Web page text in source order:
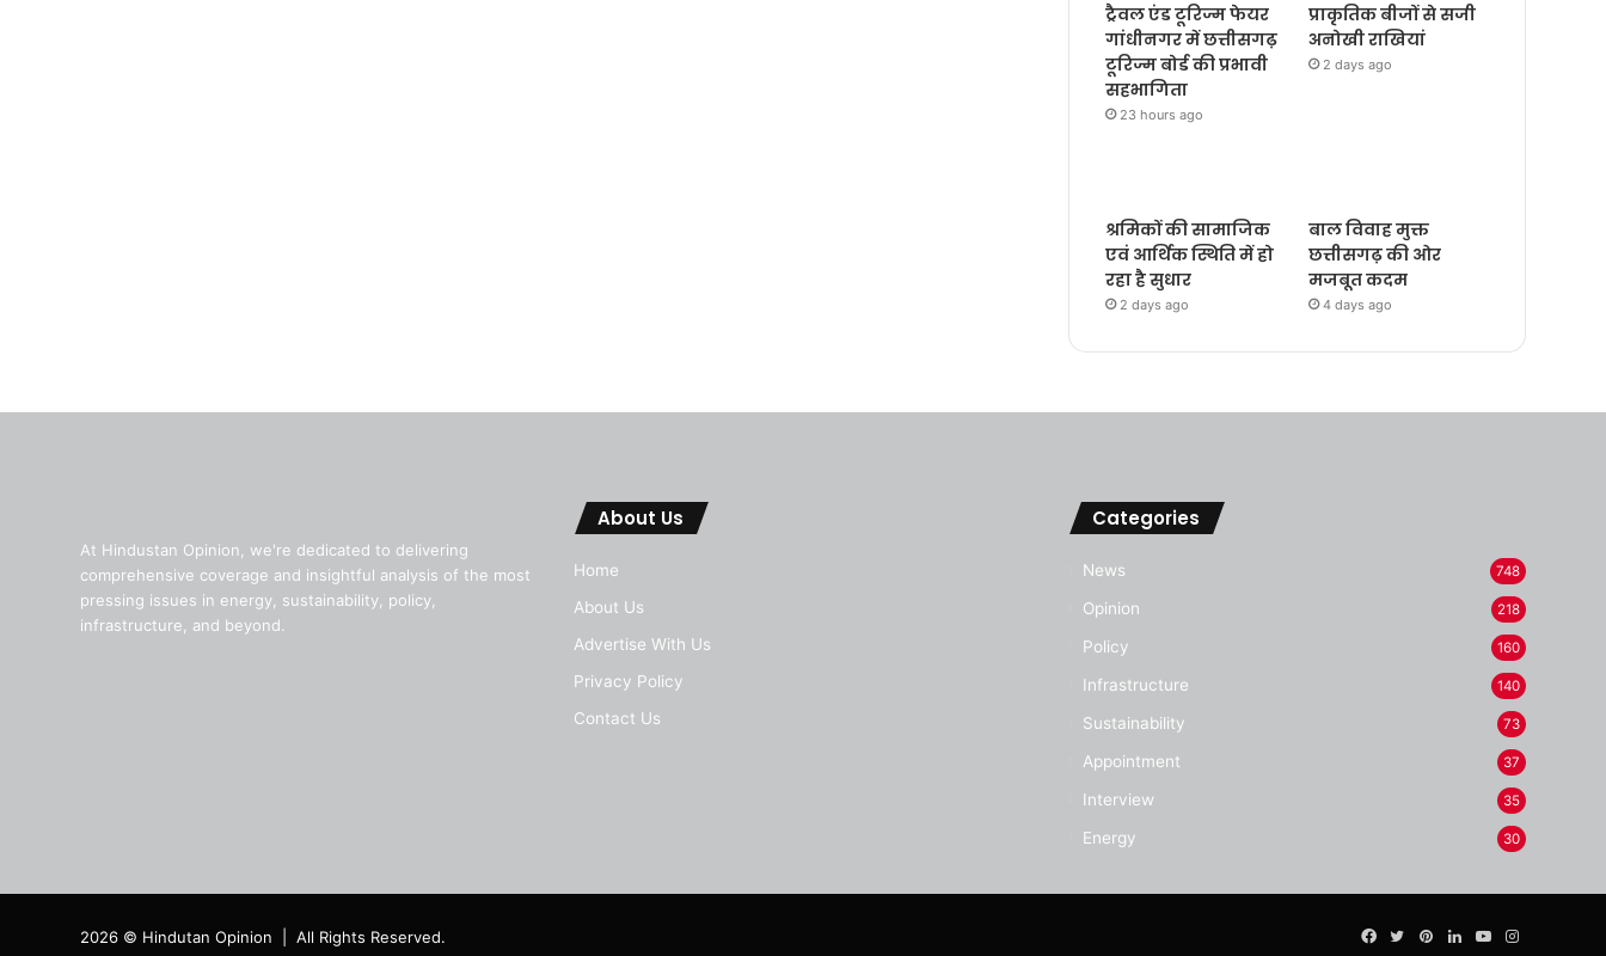
ट्रैवल एंड टूरिज्म फेयर
गांधीनगर में छत्तीसगढ़
टूरिज्म बोर्ड की प्रभावी
सहभागिता
23 hours ago
प्राकृतिक बीजों से सजी
अनोखी राखियां
2 days ago
श्रमिकों की सामाजिक
एवं आर्थिक स्थिति में हो
रहा है सुधार
2 days ago
बाल विवाह मुक्त
छत्तीसगढ़ की ओर
मजबूत कदम
4 days ago
At Hindustan Opinion, we're dedicated to delivering
comprehensive coverage and insightful analysis of the most
pressing issues in energy, sustainability, policy,
infrastructure, and beyond.
About Us
Home
About Us
Advertise With Us
Privacy Policy
Contact Us
Categories
News 748
Opinion 218
Policy 160
Infrastructure 140
Sustainability 73
Appointment 37
Interview 35
Energy 30
2026 © Hindutan Opinion | All Rights Reserved. Facebook
Twitter
PinterestLinkedInYouTubeInstagram